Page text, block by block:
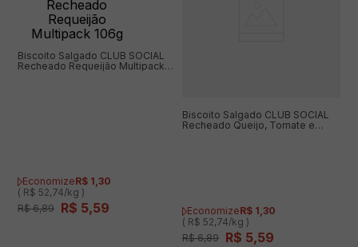
Biscoito Salgado CLUB SOCIAL
Recheado Requeijão Multipack
EconomizeR$ 1,30
( R$ 52,74/kg )
R$ 6,89 R$ 5,59
Biscoito Salgado CLUB SOCIAL
Recheado Queijo, Tomate e
EconomizeR$ 1,30
( R$ 52,74/kg )
R$ 6,89 R$ 5,59